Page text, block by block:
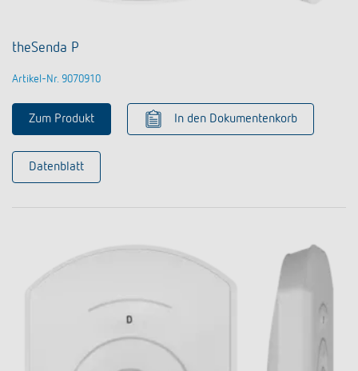
theSenda P
Artikel-Nr. 9070910
Zum Produkt In den Dokumentenkorb
Datenblatt